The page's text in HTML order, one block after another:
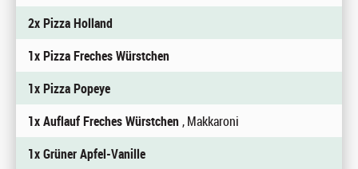
2x Pizza Holland
1x Pizza Freches Würstchen
1x Pizza Popeye
1x Auflauf Freches Würstchen, Makkaroni
1x Grüner Apfel-Vanille